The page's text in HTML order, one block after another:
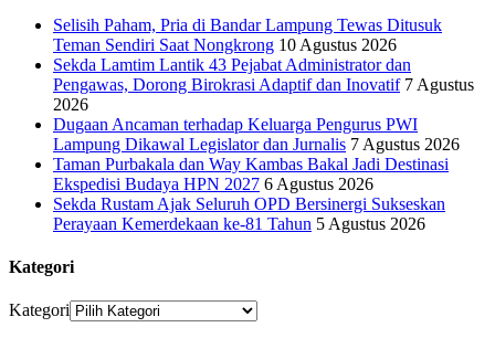
Selisih Paham, Pria di Bandar Lampung Tewas Ditusuk
Teman Sendiri Saat Nongkrong 10 Agustus 2026
Sekda Lamtim Lantik 43 Pejabat Administrator dan
Pengawas, Dorong Birokrasi Adaptif dan Inovatif 7 Agustus
2026
Dugaan Ancaman terhadap Keluarga Pengurus PWI
Lampung Dikawal Legislator dan Jurnalis 7 Agustus 2026
Taman Purbakala dan Way Kambas Bakal Jadi Destinasi
Ekspedisi Budaya HPN 2027 6 Agustus 2026
Sekda Rustam Ajak Seluruh OPD Bersinergi Sukseskan
Perayaan Kemerdekaan ke-81 Tahun 5 Agustus 2026
Kategori
Kategori